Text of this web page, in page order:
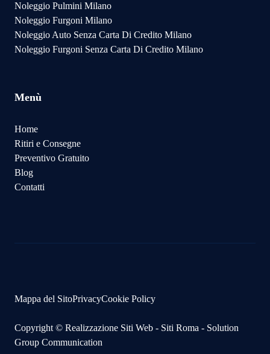
Noleggio Pulmini Milano
Noleggio Furgoni Milano
Noleggio Auto Senza Carta Di Credito Milano
Noleggio Furgoni Senza Carta Di Credito Milano
Menù
Home
Ritiri e Consegne
Preventivo Gratuito
Blog
Contatti
Copyright © Realizzazione Siti Web - Siti Roma - Solution
Group Communication
Mappa del SitoPrivacyCookie Policy